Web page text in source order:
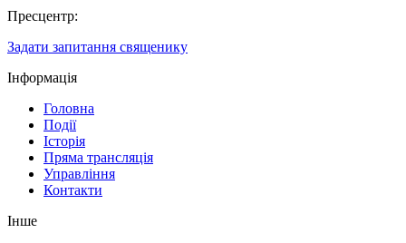
Пресцентр:
Задати запитання священику
Інформація
Головна
Події
Історія
Пряма трансляція
Управління
Контакти
Інше